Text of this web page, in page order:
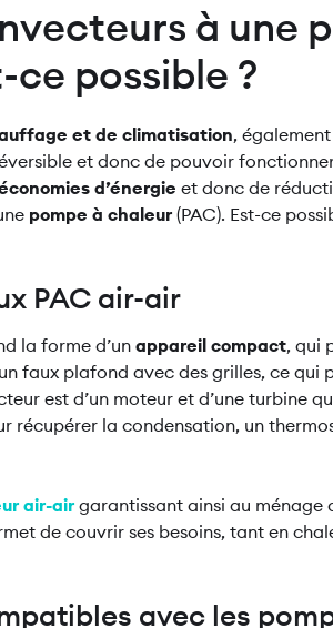
à une
possible ?
et de climatisation,
et donc de pouvoir
d’énergie et donc de
pompe à chaleur (PAC). Est-ce
PAC air-air
la forme d’un appareil compact, qui
faux plafond avec des grilles, ce qui
est d’un moteur et d’une turbine
récupérer la condensation, un
air-airgarantissant ainsi au ménage
de couvrir ses besoins, tant en
avec les